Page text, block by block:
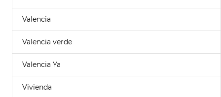
Valencia
Valencia verde
Valencia Ya
Vivienda